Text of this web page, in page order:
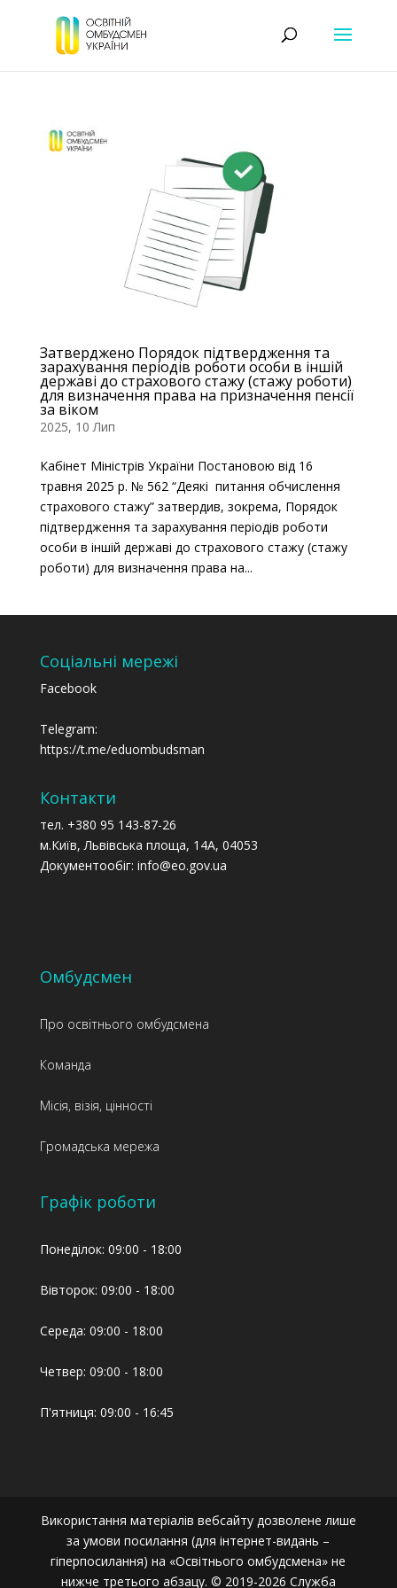
Затверджено Порядок підтвердження та
зарахування періодів роботи особи в іншій
державі до страхового стажу (стажу роботи)
для визначення права на призначення пенсії
за віком
2025, 10 Лип
Кабінет Міністрів України Постановою від 16
травня 2025 р. № 562 “Деякі питання обчислення
страхового стажу” затвердив, зокрема, Порядок
підтвердження та зарахування періодів роботи
особи в іншій державі до страхового стажу (стажу
роботи) для визначення права на...
Соціальні мережі
Facebook
Telegram:
https://t.me/eduombudsman
Контакти
тел. +380 95 143-87-26
м.Київ, Львівська площа, 14А, 04053
Документообіг: info@eo.gov.ua
Омбудсмен
Про освітнього омбудсмена
Команда
Місія, візія, цінності
Громадська мережа
Графік роботи
Понеділок: 09:00 - 18:00
Вівторок: 09:00 - 18:00
Середа: 09:00 - 18:00
Четвер: 09:00 - 18:00
П'ятниця: 09:00 - 16:45
Використання матеріалів вебсайту дозволене лише
за умови посилання (для інтернет-видань –
гіперпосилання) на «Освітнього омбудсмена» не
нижче третього абзацу. © 2019-2026 Служба